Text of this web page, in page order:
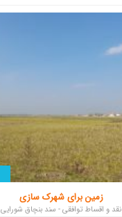
زمین برای شهرک سازی
نقد و اقساط توافقی - سند بنچاق شورایی